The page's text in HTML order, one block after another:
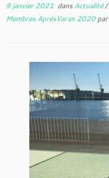
9 janvier 2021 dans Actualité/
Membres AprèsVaran 2020par